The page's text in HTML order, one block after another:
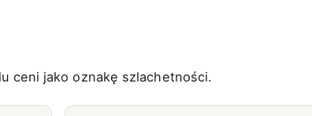
ceni jako oznakę szlachetności.